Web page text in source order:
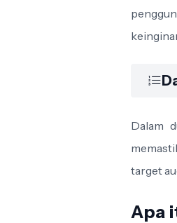
Dalam
target
Apa